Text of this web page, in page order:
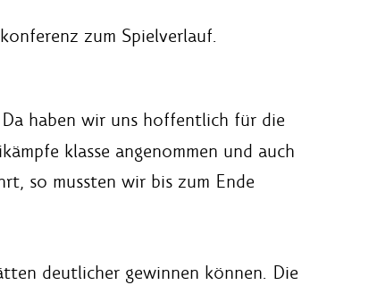
zum Spielverlauf.
haben wir uns hoffentlich für die
klasse angenommen und auch
so mussten wir bis zum Ende
deutlicher gewinnen können. Die